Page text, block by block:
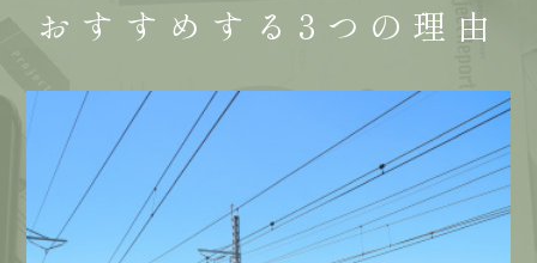
おすすめする 3つの理由